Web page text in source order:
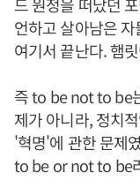
언하고 살아남은
여기서 끝난다. 햄
즉 to be not to be
제가 아니라, 정치
'혁명'에 관한 문제
to be or not to be